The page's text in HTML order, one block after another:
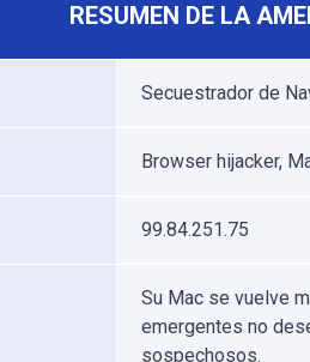
RESUMEN DE LA
Secuestrador de
Browser hijacker,
99.84.251.75
Su Mac se vuelve
emergentes no
sospechosos.